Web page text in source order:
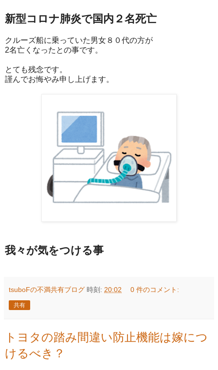
新型コロナ肺炎で国内２名死亡
クルーズ船に乗っていた男女８０代の方が
2名亡くなったとの事です。
とても残念です。
謹んでお悔やみ申し上げます。
我々が気をつける事
tsuboFの不満共有ブログ 時刻: 20:02 0 件のコメント:
共有
トヨタの踏み間違い防止機能は嫁につ
けるべき？